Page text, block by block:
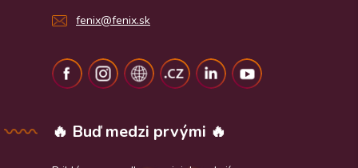
fenix@fenix.sk
🔥 Buď medzi prvými 🔥